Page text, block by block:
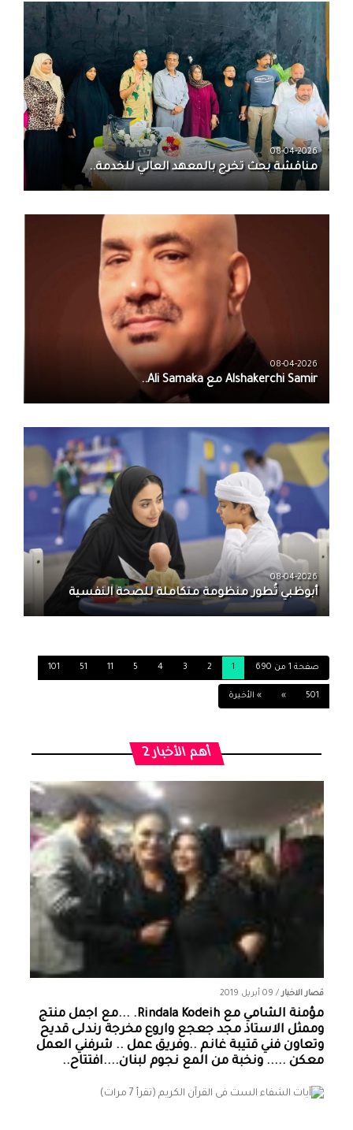
08-04-2026
مناقشة بحث تخرج بالمعهد العالي للخدمة..
08-04-2026
08-04-2026
أبوظبي تُطور منظومة متكاملة للصحة النفسية
صفحة 1 من 690 1
2
3
4
5
11
51
101
501
» » الأخيرة
أهم الأخبار 2
قصار الاخبار/ 09 أبريل 2019
مؤمنة الشامي‏ مع ‏‎Rindala Kodeih‎‏. ...مع اجمل منتج
وممثل الاستاذ مجد جعجع واروع مخرجة رندلى قديح
وتعاون فني قتيبة غانم ..وفريق عمل .. شرفني العمل
معكن ..... ونخبة من المع نجوم لبنان....افتتاح..